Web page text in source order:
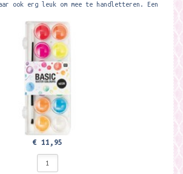
ook erg leuk om mee te handletteren. Een
€ 11,95